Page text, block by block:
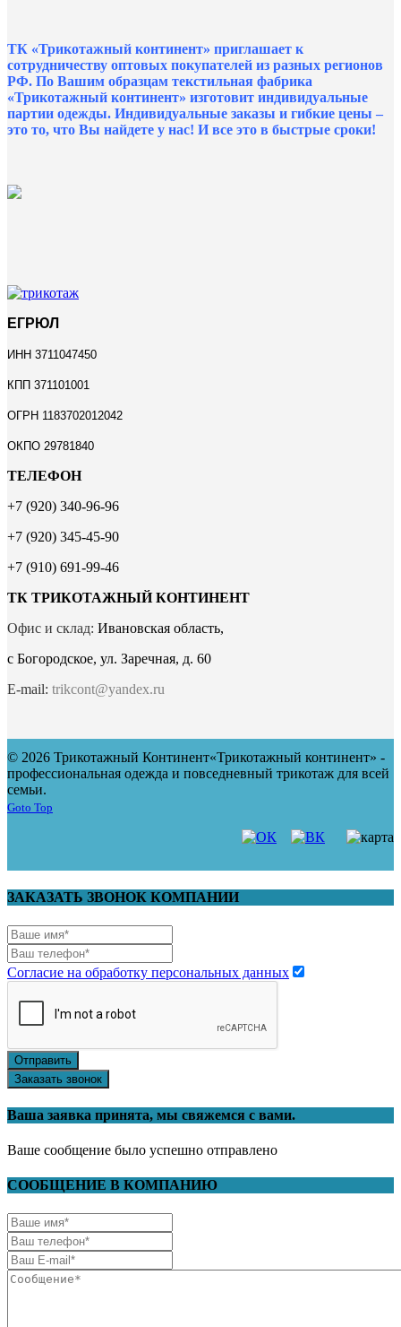
ТК «Трикотажный континент» приглашает к
сотрудничеству оптовых покупателей из разных регионов
РФ. По Вашим образцам текстильная фабрика
«Трикотажный континент» изготовит индивидуальные
партии одежды. Индивидуальные заказы и гибкие цены –
это то, что Вы найдете у нас! И все это в быстрые сроки!
ЕГРЮЛ
ИНН 3711047450
КПП 371101001
ОГРН 1183702012042
ОКПО 29781840
ТЕЛЕФОН
+7 (920) 340-96-96
+7 (920) 345-45-90
+7 (910) 691-99-46
ТК ТРИКОТАЖНЫЙ КОНТИНЕНТ
Офис и склад: Ивановская область,
с Богородское, ул. Заречная, д. 60
E-mail: trikcont@yandex.ru
© 2026 Трикотажный Континент«Трикотажный континент» -
профессиональная одежда и повседневный трикотаж для всей
семьи.
Goto Top
ЗАКАЗАТЬ ЗВОНОК КОМПАНИИ
Согласие на обработку персональных данных
Отправить
Заказать звонок
Ваша заявка принята, мы свяжемся с вами.
Ваше сообщение было успешно отправлено
СООБЩЕНИЕ В КОМПАНИЮ